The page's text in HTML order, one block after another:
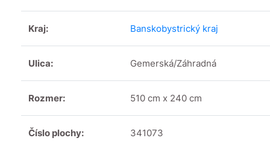
Kraj: Banskobystrický kraj
Ulica: Gemerská/Záhradná
Rozmer: 510 cm x 240 cm
Číslo plochy: 341073